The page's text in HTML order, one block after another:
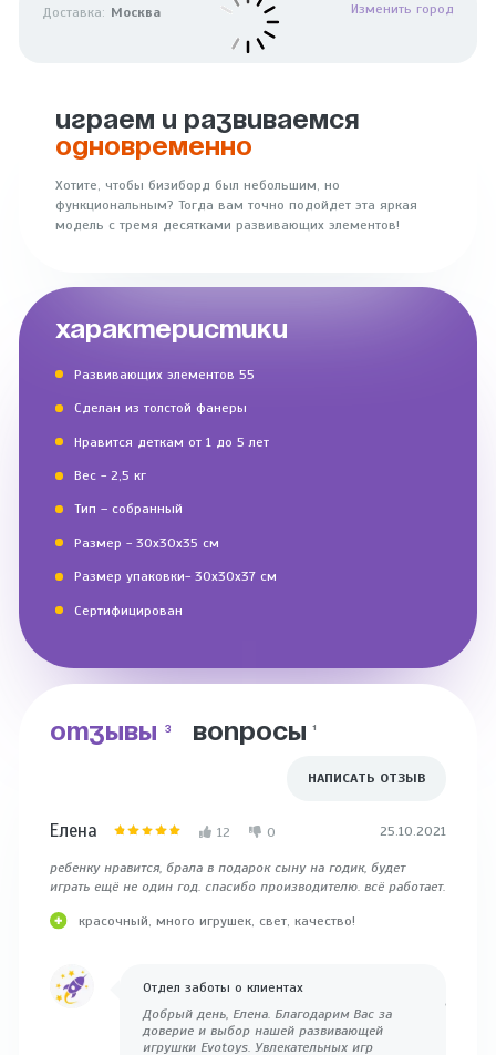
Доставка: Москва Изменить город
ИГРАЕМ И РАЗВИВАЕМСЯ
ОДНОВРЕМЕННО
Хотите, чтобы бизиборд был небольшим, но
функциональным? Тогда вам точно подойдет эта яркая
модель с тремя десятками развивающих элементов!
ХАРАКТЕРИСТИКИ
Развивающих элементов 55
Сделан из толстой фанеры
Нравится деткам от 1 до 5 лет
Вес - 2,5 кг
Тип – собранный
Размер - 30х30х35 см
Размер упаковки- 30х30х37 см
Сертифицирован
ОТЗЫВЫ 3 ВОПРОСЫ 1
НАПИСАТЬ ОТЗЫВ
Елена 12 0 25.10.2021
ребенку нравится, брала в подарок сыну на годик, будет
играть ещё не один год. спасибо производителю. всё работает.
красочный, много игрушек, свет, качество!
Отдел заботы о клиентах
Добрый день, Елена. Благодарим Вас за
доверие и выбор нашей развивающей
игрушки Evotoys. Увлекательных игр